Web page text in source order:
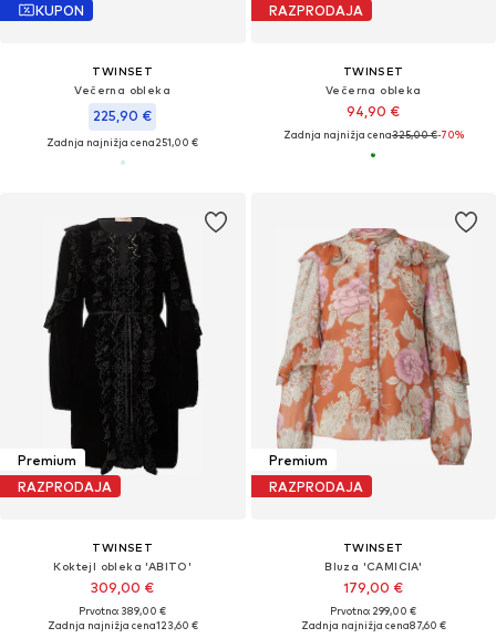
KUPON
TWINSET
Večerna obleka
225,90 €
Zadnja najnižja cena251,00 €
RAZPRODAJA
TWINSET
Večerna obleka
94,90 €
Zadnja najnižja cena325,00 €-70%
Premium
RAZPRODAJA
TWINSET
Koktejl obleka 'ABITO'
309,00 €
Prvotno: 389,00 €
Zadnja najnižja cena123,60 €
Premium
RAZPRODAJA
TWINSET
Bluza 'CAMICIA'
179,00 €
Prvotno: 299,00 €
Zadnja najnižja cena87,60 €